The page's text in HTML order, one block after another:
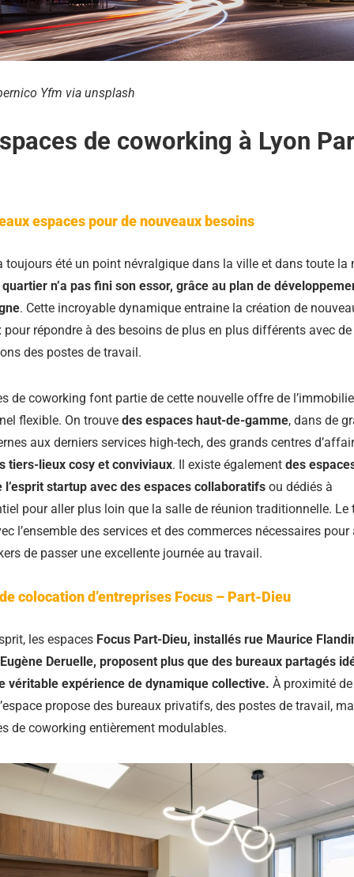
Yfm via unsplash
de coworking à Lyon
espaces pour de nouveaux besoins
toujours été un point névralgique dans la ville et dans toute la
n’a pas fini son essor, grâce au plan de
. Cette incroyable dynamique entraine la création de
pour répondre à des besoins de plus en plus différents avec
des postes de travail.
de coworking font partie de cette nouvelle offre de
flexible. On trouve des espaces haut-de-gamme, dans de
aux derniers services high-tech, des grands centres
tiers-lieux cosy et conviviaux. Il existe également des
l’esprit startup avec des espaces collaboratifs ou dédiés à
pour aller plus loin que la salle de réunion traditionnelle. Le
l’ensemble des services et des commerces nécessaires pour
de passer une excellente journée au travail.
de colocation d’entreprises Focus – Part-Dieu
les espaces Focus Part-Dieu, installés rue Maurice
Deruelle, proposent plus que des bureaux partagés
véritable expérience de dynamique collective. À proximité
propose des bureaux privatifs, des postes de travail,
de coworking entièrement modulables.